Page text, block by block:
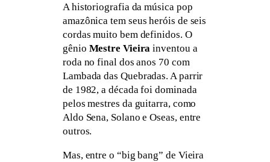
A historiografia da música pop
amazônica tem seus heróis de seis
cordas muito bem definidos. O
gênio Mestre Vieira inventou a
roda no final dos anos 70 com
Lambada das Quebradas. A parrir
de 1982, a década foi dominada
pelos mestres da guitarra, como
Aldo Sena, Solano e Oseas, entre
outros.
Mas, entre o “big bang” de Vieira